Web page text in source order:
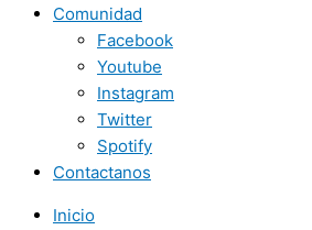
Comunidad
Facebook
Youtube
Instagram
Twitter
Spotify
Contactanos
Inicio